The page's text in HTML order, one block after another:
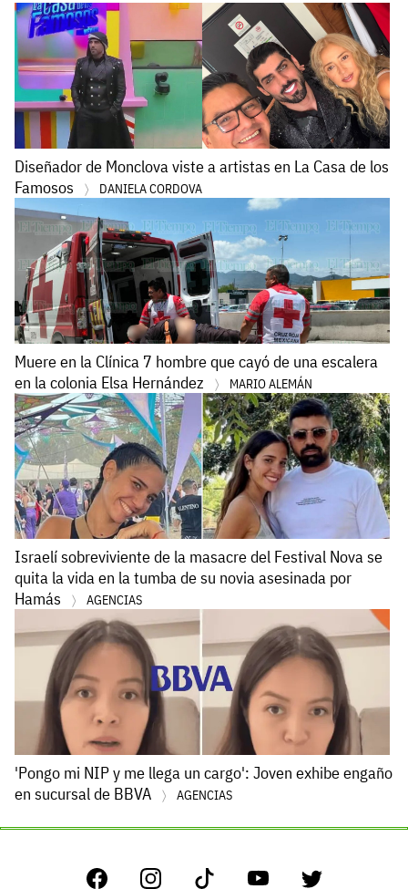
Diseñador de Monclova viste a artistas en La Casa de los
Famosos
DANIELA CORDOVA
Muere en la Clínica 7 hombre que cayó de una escalera
en la colonia Elsa Hernández
MARIO ALEMÁN
Israelí sobreviviente de la masacre del Festival Nova se
quita la vida en la tumba de su novia asesinada por
Hamás
AGENCIAS
'Pongo mi NIP y me llega un cargo': Joven exhibe engaño
en sucursal de BBVA
AGENCIAS